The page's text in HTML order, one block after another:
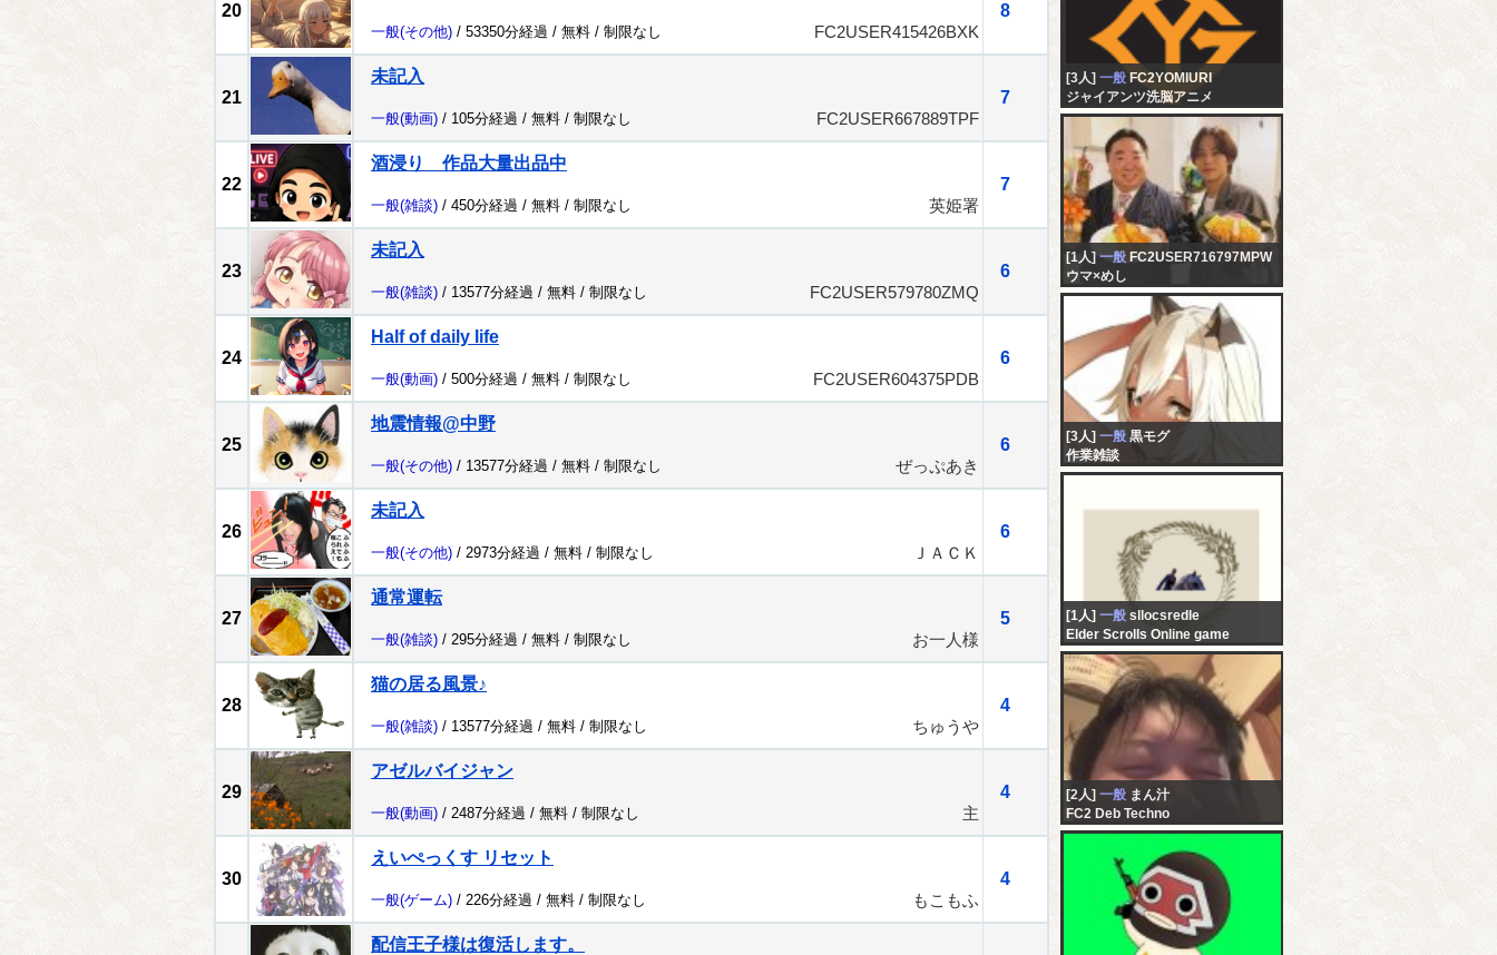
20
8
一般(その他) / 53350分経過 / 無料 / 制限なし FC2USER415426BXK
21
未記入
7
一般(動画) / 105分経過 / 無料 / 制限なし FC2USER667889TPF
22
酒浸り 作品大量出品中
7
一般(雑談) / 450分経過 / 無料 / 制限なし 英姫署
23
未記入
6
一般(雑談) / 13577分経過 / 無料 / 制限なし FC2USER579780ZMQ
24
Half of daily life
6
一般(動画) / 500分経過 / 無料 / 制限なし FC2USER604375PDB
25
地震情報@中野
6
一般(その他) / 13577分経過 / 無料 / 制限なし ぜっぷあき
26
未記入
6
一般(その他) / 2973分経過 / 無料 / 制限なし ＪＡＣＫ
27
通常運転
5
一般(雑談) / 295分経過 / 無料 / 制限なし お一人様
28
猫の居る風景♪
4
一般(雑談) / 13577分経過 / 無料 / 制限なし ちゅうや
29
アゼルバイジャン
4
一般(動画) / 2487分経過 / 無料 / 制限なし 主
30
えいぺっくす リセット
4
一般(ゲーム) / 226分経過 / 無料 / 制限なし もこもふ
配信王子様は復活します。
[3人] 一般 FC2YOMIURI
ジャイアンツ洗脳アニメ
[1人] 一般 FC2USER716797MPW
ウマ×めし
[3人] 一般 黒モグ
作業雑談
[1人] 一般 sllocsredle
Elder Scrolls Online game
[2人] 一般 まん汁
FC2 Deb Techno